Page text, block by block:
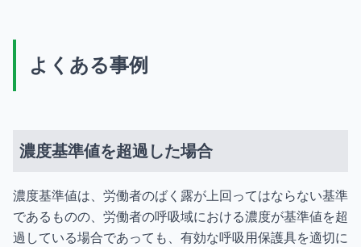
よくある事例
濃度基準値を超過した場合
濃度基準値は、労働者のばく露が上回ってはならない基準
であるものの、労働者の呼吸域における濃度が基準値を超
過している場合であっても、有効な呼吸用保護具を適切に